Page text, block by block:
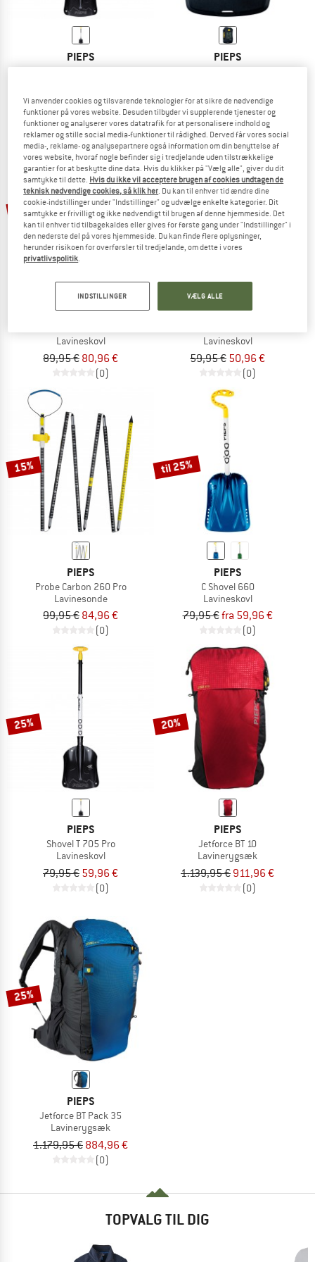
PIEPS
Shovel T 640 Telescopic
69,95 € 59,46 €
5,0(2)
PIEPS
Pro IPS
479,95 €407,96 €
5,0(3)
10%
PIEPS
Lavineskovl
89,95 € 80,96 €
(0)
15%
PIEPS
Lavineskovl
59,95 € 50,96 €
(0)
15%
PIEPS
Probe Carbon 260 Pro
Lavinesonde
99,95 € 84,96 €
(0)
til 25%
PIEPS
C Shovel 660
Lavineskovl
79,95 €fra 59,96 €
(0)
25%
PIEPS
Shovel T 705 Pro
Lavineskovl
79,95 € 59,96 €
(0)
20%
PIEPS
Jetforce BT 10
Lavinerygsæk
1.139,95 € 911,96 €
(0)
25%
PIEPS
Jetforce BT Pack 35
Lavinerygsæk
1.179,95 € 884,96 €
(0)
TOPVALG TIL DIG
Vi anvender cookies og tilsvarende teknologier for at sikre de nødvendige
funktioner på vores website. Desuden tilbyder vi supplerende tjenester og
funktioner og analyserer vores datatrafik for at personalisere indhold og
reklamer og stille social media-funktioner til rådighed. Derved får vores social
media-, reklame- og analysepartnere også information om din benyttelse af
vores website, hvoraf nogle befinder sig i tredjelande uden tilstrækkelige
garantier for at beskytte dine data. Hvis du klikker på "Vælg alle", giver du dit
samtykke til dette. Hvis du ikke vil acceptere brugen af cookies undtagen de
teknisk nødvendige cookies, så klik her. Du kan til enhver tid ændre dine
cookie-indstillinger under "Indstillinger" og udvælge enkelte kategorier. Dit
samtykke er frivilligt og ikke nødvendigt til brugen af denne hjemmeside. Det
kan til enhver tid tilbagekaldes eller gives for første gang under "Indstillinger" i
den nederste del på vores hjemmeside. Du kan finde flere oplysninger,
herunder risikoen for overførsler til tredjelande, om dette i vores
privatlivspolitik.
INDSTILLINGER VÆLG ALLE